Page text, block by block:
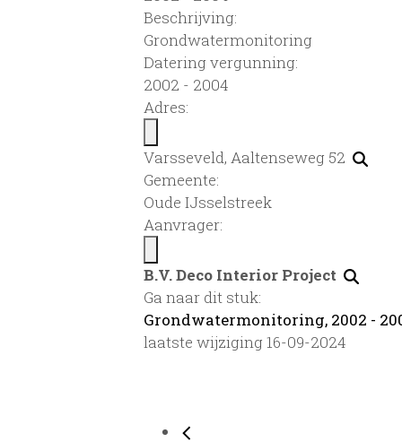
Beschrijving:
Grondwatermonitoring
Datering vergunning:
2002 - 2004
Adres:
Varsseveld, Aaltenseweg 52
Gemeente:
Oude IJsselstreek
Aanvrager:
B.V. Deco Interior Project
Ga naar dit stuk:
Grondwatermonitoring, 2002 -
laatste wijziging 16-09-2024